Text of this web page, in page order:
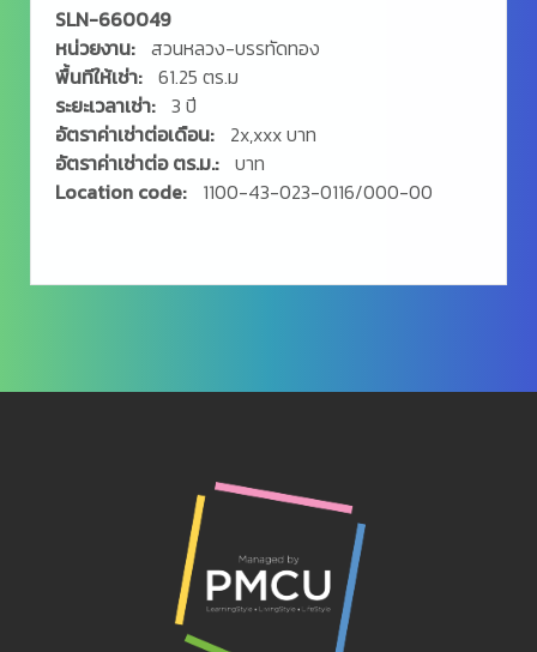
SLN-660049
หน่วยงาน: สวนหลวง-บรรทัดทอง
พื้นทีให้เช่า: 61.25 ตร.ม
ระยะเวลาเช่า: 3 ปี
อัตราค่าเช่าต่อเดือน:
2x,xxx บาท
อัตราค่าเช่าต่อ ตร.ม.: บาท
Location code:
1100-43-023-0116/000-00